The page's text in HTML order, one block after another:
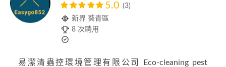
5.0 (3)
新界 葵青區
8 次聘用
易潔清蟲控環境管理有限公司 Eco-cleaning pest